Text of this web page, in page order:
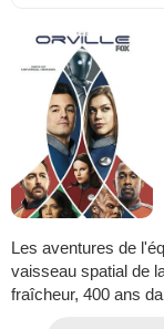
Les aventures de
vaisseau spatial de
fraîcheur, 400 ans